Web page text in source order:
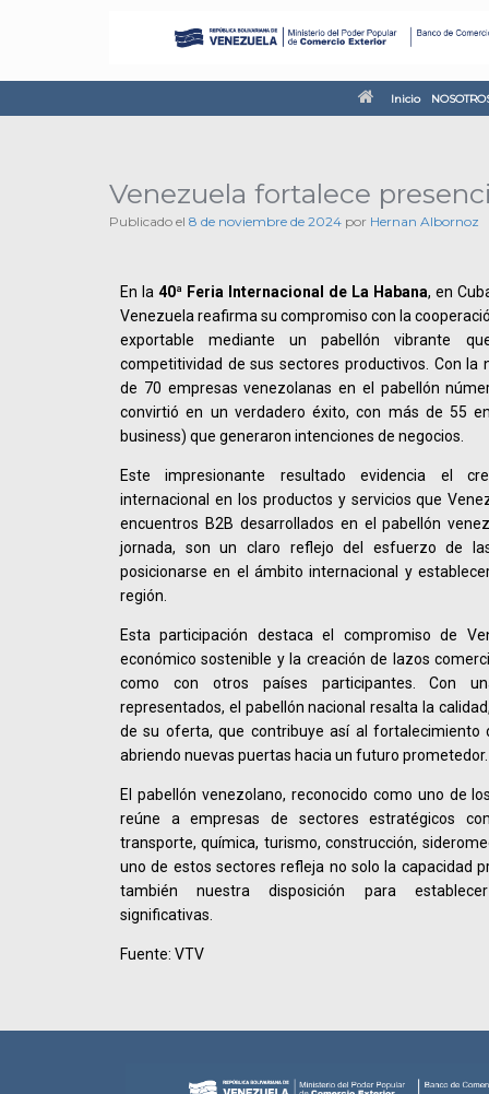
Inicio
Venezuela fortalece
Publicado el 8 de noviembre de 2024 por Hernan Albornoz
En la 40ª Feria Internacional de La Habana, en
Venezuela reafirma su compromiso con la
exportable mediante un pabellón vibrante
competitividad de sus sectores productivos. Con la
de 70 empresas venezolanas en el pabellón
convirtió en un verdadero éxito, con más de 55
business) que generaron intenciones de negocios.
Este impresionante resultado evidencia el
internacional en los productos y servicios que
encuentros B2B desarrollados en el pabellón
jornada, son un claro reflejo del esfuerzo de
posicionarse en el ámbito internacional y
región.
Esta participación destaca el compromiso de
económico sostenible y la creación de lazos
como con otros países participantes. Con
representados, el pabellón nacional resalta la
de su oferta, que contribuye así al fortalecimiento
abriendo nuevas puertas hacia un futuro prometedor.
El pabellón venezolano, reconocido como uno de
reúne a empresas de sectores estratégicos
transporte, química, turismo, construcción,
uno de estos sectores refleja no solo la capacidad
también nuestra disposición para
significativas.
Fuente: VTV